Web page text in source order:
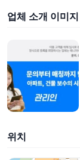
업체 소개 이미지
위치